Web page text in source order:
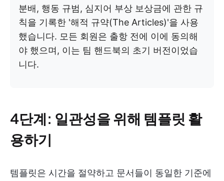
분배, 행동 규범, 심지어 부상 보상금에 관한 규
칙을 기록한 '해적 규약(The Articles)'을 사용
했습니다. 모든 회원은 출항 전에 이에 동의해
야 했으며, 이는 팀 핸드북의 초기 버전이었습
니다.
4단계: 일관성을 위해 템플릿 활
용하기
템플릿은 시간을 절약하고 문서들이 동일한 기준에